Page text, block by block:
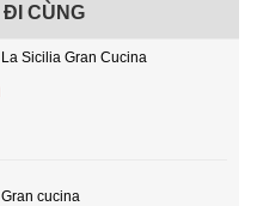
CÙNG
Sicilia Gran Cucina
cucina